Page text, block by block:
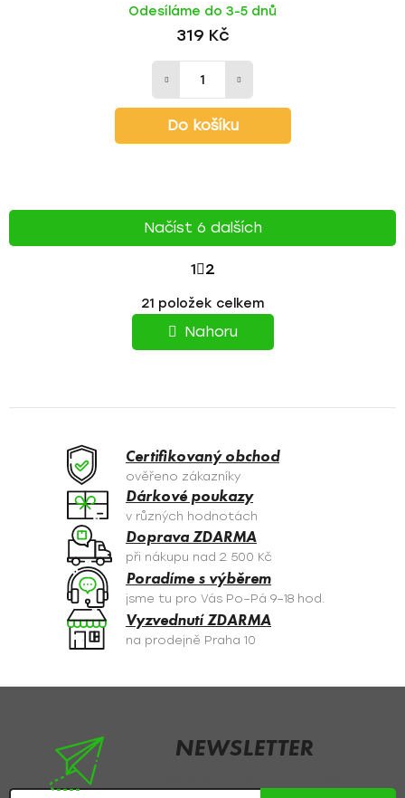
Odesíláme do 3-5 dnů
319 Kč
Do košíku
v
l
á
c
r
v
k
y
v
ý
p
i
s
u
Načíst 6 dalších
S
T
R
Á
K
O
V
Á
N
Í
1 2
21 položek celkem
Nahoru
Certifikovaný obchod
ověřeno zákazníky
Dárkové poukazy
v různých hodnotách
Doprava ZDARMA
při nákupu nad 2 500 Kč
Poradíme s výběrem
jsme tu pro Vás Po–Pá 9–18 hod.
Vyzvednutí ZDARMA
na prodejně Praha 10
NEWSLETTER